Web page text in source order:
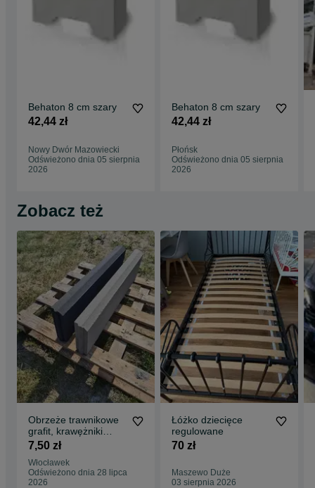
Behaton 8 cm szary
42,44 zł
Nowy Dwór Mazowiecki
Odświeżono dnia 05 sierpnia
2026
Behaton 8 cm szary
42,44 zł
Płońsk
Odświeżono dnia 05 sierpnia
2026
Zobacz też
Obrzeże trawnikowe
grafit, krawężniki
grafitowe/inne kolory
PRODUCENT
7,50 zł
Włocławek
Odświeżono dnia 28 lipca
2026
Łóżko dziecięce
regulowane
70 zł
Maszewo Duże
03 sierpnia 2026